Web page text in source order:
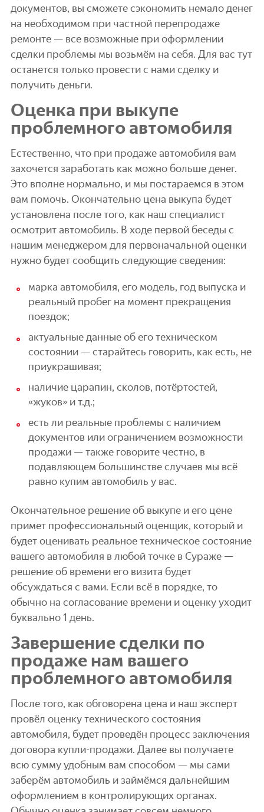
документов, вы сможете сэкономить немало денег
на необходимом при частной перепродаже
ремонте — все возможные при оформлении
сделки проблемы мы возьмём на себя. Для вас тут
останется только провести с нами сделку и
получить деньги.
Оценка при выкупе
проблемного автомобиля
Естественно, что при продаже автомобиля вам
захочется заработать как можно больше денег.
Это вполне нормально, и мы постараемся в этом
вам помочь. Окончательно цена выкупа будет
установлена после того, как наш специалист
осмотрит автомобиль. В ходе первой беседы с
нашим менеджером для первоначальной оценки
нужно будет сообщить следующие сведения:
марка автомобиля, его модель, год выпуска и
реальный пробег на момент прекращения
поездок;
актуальные данные об его техническом
состоянии — старайтесь говорить, как есть, не
приукрашивая;
наличие царапин, сколов, потёртостей,
«жуков» и т.д.;
есть ли реальные проблемы с наличием
документов или ограничением возможности
продажи — также говорите честно, в
подавляющем большинстве случаев мы всё
равно купим автомобиль у вас.
Окончательное решение об выкупе и его цене
примет профессиональный оценщик, который и
будет оценивать реальное техническое состояние
вашего автомобиля в любой точке в Сураже —
решение об времени его визита будет
обсуждаться с вами. Если всё в порядке, то
обычно на согласование времени и оценку уходит
буквально 1 день.
Завершение сделки по
продаже нам вашего
проблемного автомобиля
После того, как обговорена цена и наш эксперт
провёл оценку технического состояния
автомобиля, будет проведён процесс заключения
договора купли-продажи. Далее вы получаете
всю сумму удобным вам способом — мы сами
заберём автомобиль и займёмся дальнейшим
оформлением в контролирующих органах.